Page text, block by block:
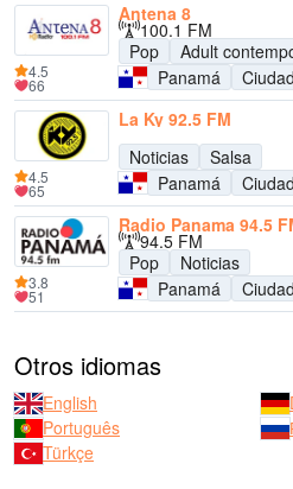
Antena 8
100.1 FM
Pop
Adult
Panamá
4.5
66
La Ky 92.5 FM
Noticias
Salsa
Panamá
4.5
65
Radio Panama 94.5
94.5 FM
Pop
Noticias
Panamá
3.8
51
Otros idiomas
English
Português
Türkçe